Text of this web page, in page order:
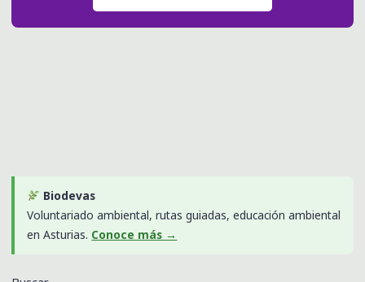
Biodevas
Voluntariado ambiental, rutas guiadas, educación ambiental
en Asturias. Conoce más →